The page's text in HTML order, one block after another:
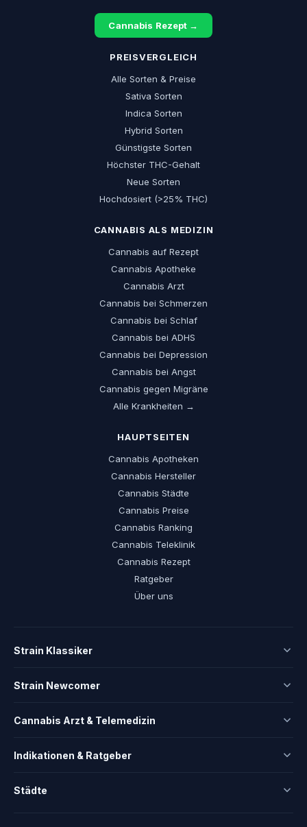
Cannabis Rezept →
PREISVERGLEICH
Alle Sorten & Preise
Sativa Sorten
Indica Sorten
Hybrid Sorten
Günstigste Sorten
Höchster THC-Gehalt
Neue Sorten
Hochdosiert (>25% THC)
CANNABIS ALS MEDIZIN
Cannabis auf Rezept
Cannabis Apotheke
Cannabis Arzt
Cannabis bei Schmerzen
Cannabis bei Schlaf
Cannabis bei ADHS
Cannabis bei Depression
Cannabis bei Angst
Cannabis gegen Migräne
Alle Krankheiten →
HAUPTSEITEN
Cannabis Apotheken
Cannabis Hersteller
Cannabis Städte
Cannabis Preise
Cannabis Ranking
Cannabis Teleklinik
Cannabis Rezept
Ratgeber
Über uns
Strain Klassiker
Strain Newcomer
Cannabis Arzt & Telemedizin
Indikationen & Ratgeber
Städte